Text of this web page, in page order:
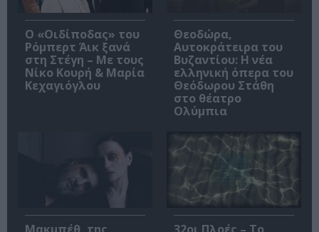
O «Οιδίποδας» του
Ρόμπερτ Άικ ξανά
στη Στέγη – Με τους
Νίκο Κουρή & Μαρία
Κεχαγιόγλου
Θεοδώρα,
Αυτοκράτειρα του
Βυζαντίου: Η νέα
ελληνική όπερα του
Θεόδωρου Στάθη
στο θέατρο
Ολύμπια